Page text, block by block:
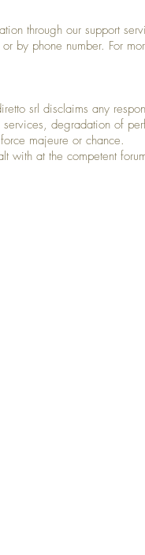
through our support
by phone number. For
srl disclaims any
services, degradation of
majeure or chance.
with at the competent